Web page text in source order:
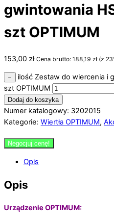
gwintowania
szt OPTIMUM
153,00 zł Cena brutto: 188,19 zł (z
−
ilość Zestaw do wiercenia i
szt OPTIMUM
Dodaj do koszyka
Numer katalogowy: 3202015
Kategorie: Wiertła OPTIMUM,
Negocjuj cenę!
Opis
Opis
Urządzenie OPTIMUM: